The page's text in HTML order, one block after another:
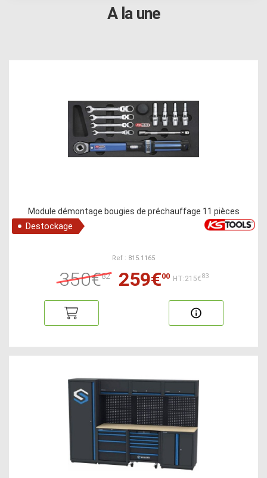
A la une
Module démontage bougies de préchauffage 11 pièces
Destockage
Ref : 815.1165
350€82 259€00 HT:215€83